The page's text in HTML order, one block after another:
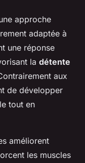
approche
adaptée à
une réponse
la détente
aux
de développer
tout en
améliorent
les muscles